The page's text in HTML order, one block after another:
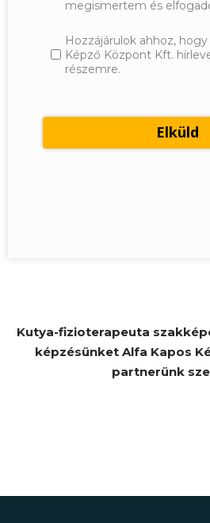
megismertem és
Hozzájárulok ahhoz,
Képző Központ Kft.
részemre.
Kutya-fizioterapeuta
képzésünket Alfa Kapos
partnerünk